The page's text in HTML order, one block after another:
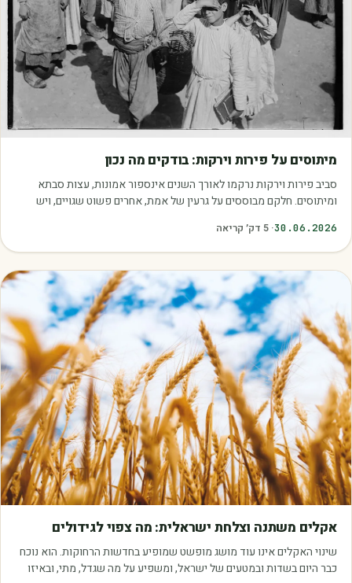
מיתוסים על פירות וירקות: בודקים מה נכון
סביב פירות וירקות נרקמו לאורך השנים אינספור אמונות, עצות סבתא
ומיתוסים. חלקם מבוססים על גרעין של אמת, אחרים פשוט שגויים, ויש
30.06.2026
·
5 דק׳ קריאה
אקלים משתנה וצלחת ישראלית: מה צפוי לגידולים
שינוי האקלים אינו עוד מושג מופשט שמופיע בחדשות הרחוקות. הוא נוכח
כבר היום בשדות ובמטעים של ישראל, ומשפיע על מה שגדל, מתי, ובאיזו